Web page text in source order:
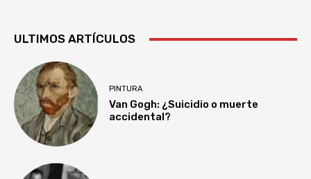
ULTIMOS ARTÍCULOS
PINTURA
Van Gogh: ¿Suicidio o muerte
accidental?